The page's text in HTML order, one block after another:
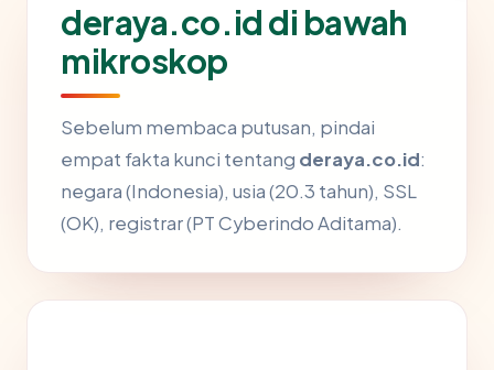
deraya.co.id di bawah
mikroskop
Sebelum membaca putusan, pindai
empat fakta kunci tentang deraya.co.id:
negara (Indonesia), usia (20.3 tahun), SSL
(OK), registrar (PT Cyberindo Aditama).